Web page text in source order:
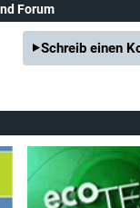
Forum
Schreib einen